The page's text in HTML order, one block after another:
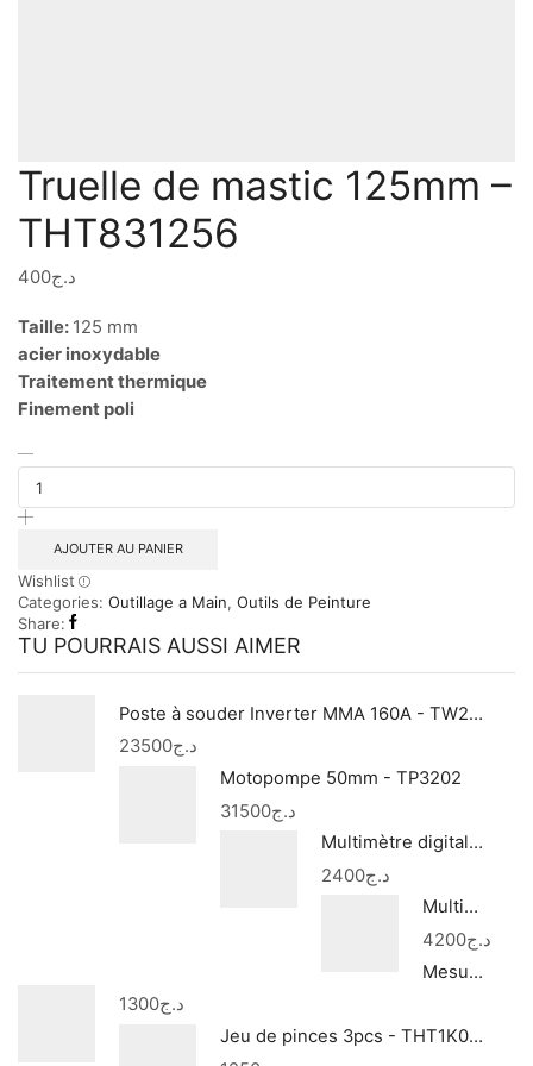
Truelle de mastic 125mm –
THT831256
د.ج400
Taille: 125 mm
acier inoxydable
Traitement thermique
Finement poli
quantité
Truelle
de
mastic
-
THT831256
AJOUTER AU PANIER
Wishlist
Categories: Outillage a Main, Outils de Peinture
Share:
TU POURRAIS AUSSI AIMER
Poste à souder Inverter MMA 160A - TW21605
د.ج23500
Motopompe 50mm - TP3202
د.ج31500
Multimètre digital - TMT460012
د.ج2400
Multimètre digital 1000v - TMT47503
د.ج4200
Mesure triangulaire a niveau a bulle - TMT646003
د.ج1300
Jeu de pinces 3pcs - THT1K0311